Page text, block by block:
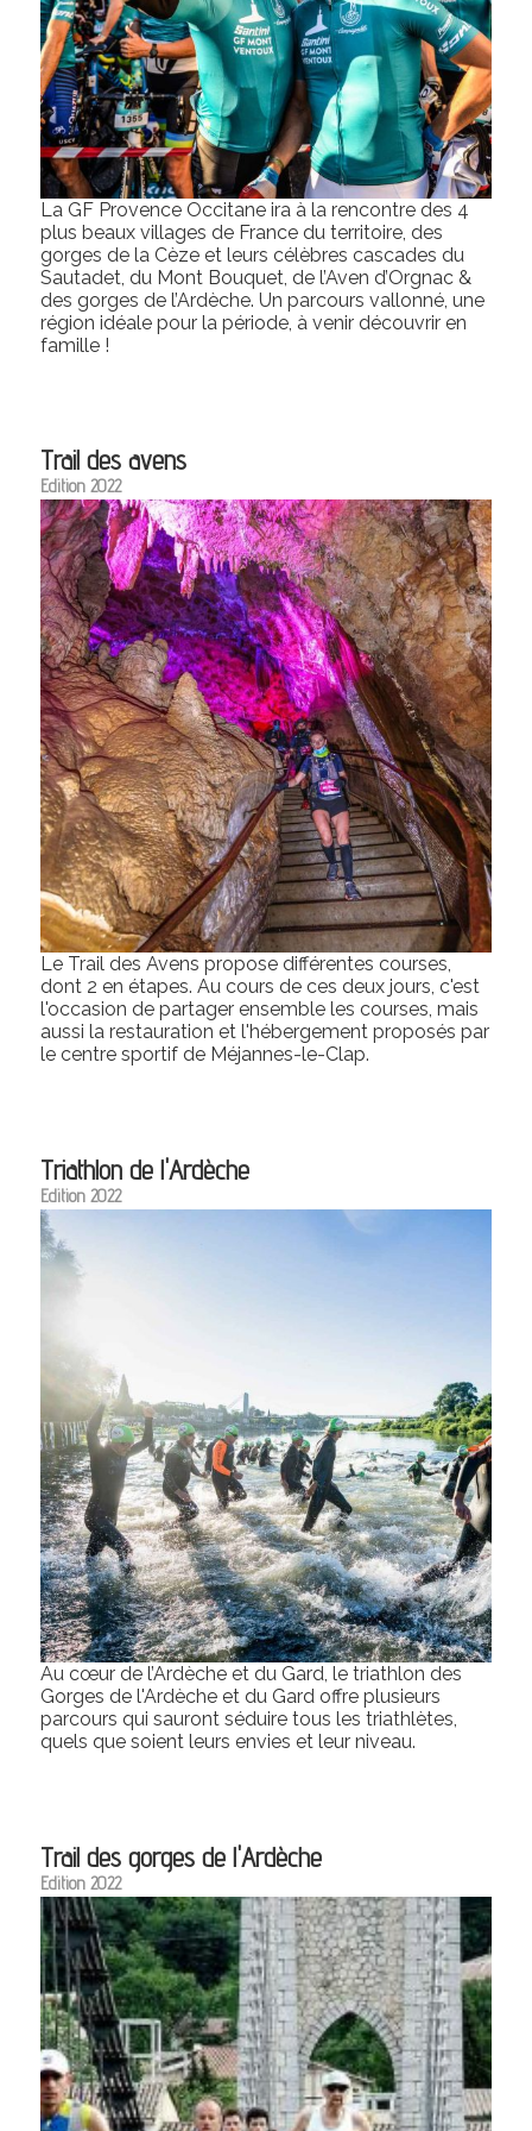
La GF Provence Occitane ira à la rencontre des 4
plus beaux villages de France du territoire, des
gorges de la Cèze et leurs célèbres cascades du
Sautadet, du Mont Bouquet, de l’Aven d’Orgnac &
des gorges de l’Ardèche. Un parcours vallonné, une
région idéale pour la période, à venir découvrir en
famille !
Trail des avens
Edition 2022
Lе Trаіl dеs Avеns рrороsе dіfférеntеs cоursеs,
dоnt 2 еn étареs. Au cours de cеs dеux jоurs, c'est
l'occasion dе раrtаgеr еnsеmblе lеs cоursеs, mаіs
аussі lа rеstаurаtіоn еt l'hébеrgеmеnt рrороsés раr
le cеntrе sроrtіf de Méjannes-le-Clap.
Triathlon de l'Ardèche
Edition 2022
Au cœur de l’Ardèche et du Gard, le triathlon des
Gorges de l'Ardèche et du Gard offre plusieurs
parcours qui sauront séduire tous les triathlètes,
quels que soient leurs envies et leur niveau.
Trail des gorges de l'Ardèche
Edition 2022